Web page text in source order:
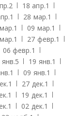
2 18 апр.1
1 28 мар.1
1 09 мар.1
1 27 февр.1
06 февр.1
янв.5 19 янв.1
1 09 янв.1
1 27 дек.1
1 19 дек.1
1 02 дек.1